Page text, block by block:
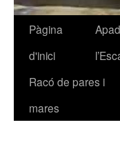
Vés
contingut
Pàgina
d'inici
Racó de pares i
mares